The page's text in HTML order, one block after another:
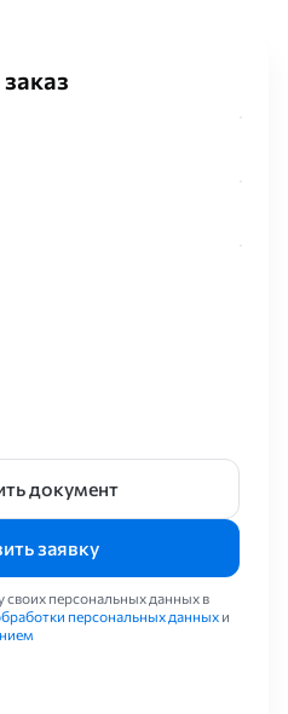
документ
заявку
своих персональных данных в
персональных данных и